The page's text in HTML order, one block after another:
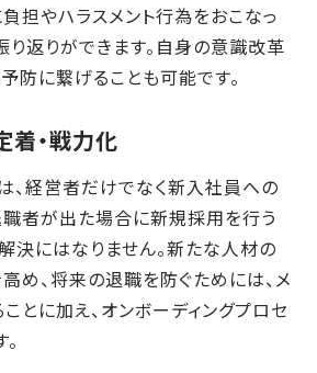
担やハラスメント行為をおこなっ
返りができます。自身の意識改革
防に繋げることも可能です。
着・戦力化
、経営者だけでなく新入社員への
職者が出た場合に新規採用を行う
決にはなりません。新たな人材の
め、将来の退職を防ぐためには、メ
とに加え、オンボーディングプロセ